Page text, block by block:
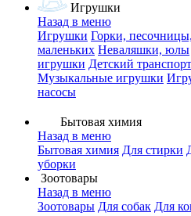
Игрушки
Назад в меню
Игрушки Горки,
маленьких Неваляшки, юлы
игрушки Детский транспорт
Музыкальные игрушки
насосы
Бытовая химия
Назад в меню
Бытовая химия Для стирки
уборки
Зоотовары
Назад в меню
Зоотовары Для собак Для